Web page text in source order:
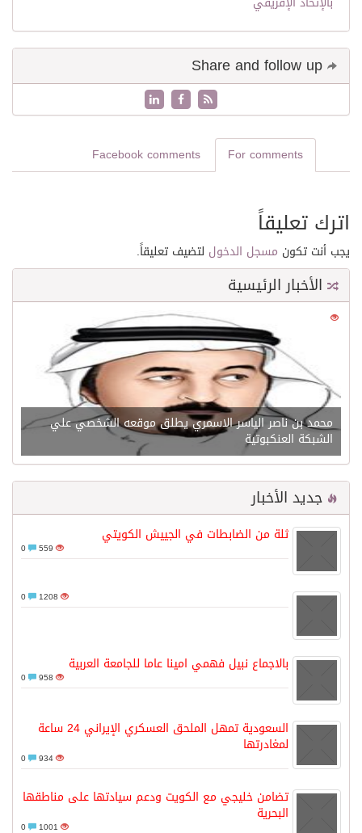
For comments
Facebook comments
اترك تعليقاً
يجب أنت تكون مسجل الدخول لتضيف تعليقاً.
الأخبار الرئيسية
21529
محمد بن ناصر الياسر الاسمري يطلق موقعه الشخصي علي
الشبكة العنكبوتية
جديد الأخبار
ثلة من الضابطات في الجييش الكويتي
559
1208
بالاجماع نبيل فهمي امينا عاما للجامعة العربية
958
السعودية تمهل الملحق العسكري الإيراني 24 ساعة
لمغادرتها
934
تضامن خليجي مع الكويت ودعم سيادتها على مناطقها
البحرية
1001